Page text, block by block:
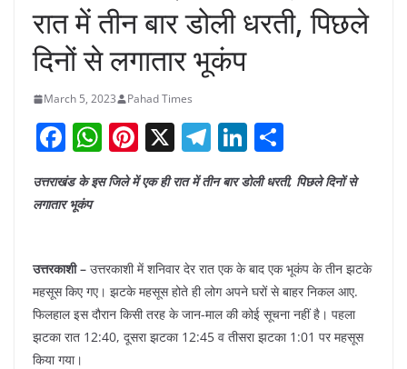
रात में तीन बार डोली धरती, पिछले
दिनों से लगातार भूकंप
March 5, 2023 Pahad Times
F
a
c
e
b
o
o
k
W
h
at
p
p
Pi
nt
er
st
X T
el
e
m
Li
n
k
n
h
ar
उत्तराखंड के इस जिले में एक ही रात में तीन बार डोली धरती, पिछले दिनों से
लगातार भूकंप
उत्तरकाशी – उत्तरकाशी में शनिवार देर रात एक के बाद एक भूकंप के तीन झटके
महसूस किए गए। झटके महसूस होते ही लोग अपने घरों से बाहर निकल आए.
फिलहाल इस दौरान किसी तरह के जान-माल की कोई सूचना नहीं है। पहला
झटका रात 12:40, दूसरा झटका 12:45 व तीसरा झटका 1:01 पर महसूस
किया गया।